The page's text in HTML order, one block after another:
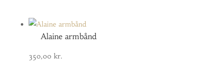
Alaine armbånd
350,00 kr.